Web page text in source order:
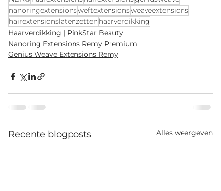
nanoringextensionsweftextensionsweaveextensions
hairextensionslatenzetten haarverdikking
Haarverdikking | PinkStar Beauty
Nanoring Extensions Remy Premium
Genius Weave Extensions Remy
Recente blogposts Alles weergeven